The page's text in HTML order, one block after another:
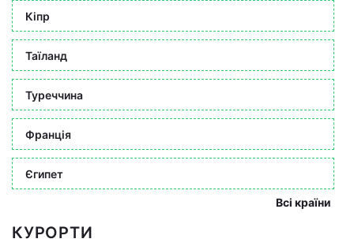
Кіпр
Таїланд
Туреччина
Франція
Єгипет
Всі країни
КУРОРТИ